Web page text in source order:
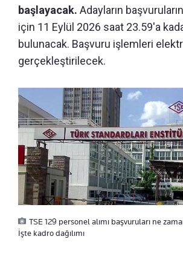
başlayacak. Adayların
için 11 Eylül 2026 saat 23.59'a
bulunacak. Başvuru işlemleri
gerçekleştirilecek.
TSE 129 personel alımı başvuruları ne
İşte kadro dağılımı